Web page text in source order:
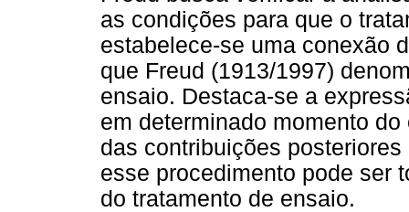
as condições para que o
estabelece-se uma conexão
que Freud (1913/1997)
ensaio. Destaca-se a
em determinado momento
das contribuições
esse procedimento pode ser
do tratamento de ensaio.